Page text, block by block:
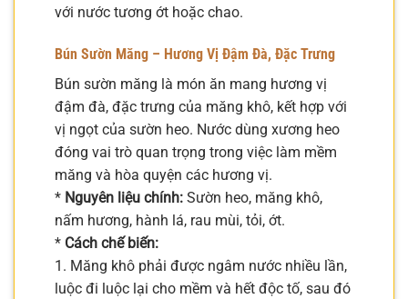
với nước tương ớt hoặc chao.
Bún Sườn Măng – Hương Vị Đậm Đà, Đặc Trưng
Bún sườn măng là món ăn mang hương vị
đậm đà, đặc trưng của măng khô, kết hợp với
vị ngọt của sườn heo. Nước dùng xương heo
đóng vai trò quan trọng trong việc làm mềm
măng và hòa quyện các hương vị.
* Nguyên liệu chính: Sườn heo, măng khô,
nấm hương, hành lá, rau mùi, tỏi, ớt.
* Cách chế biến:
1. Măng khô phải được ngâm nước nhiều lần,
luộc đi luộc lại cho mềm và hết độc tố, sau đó